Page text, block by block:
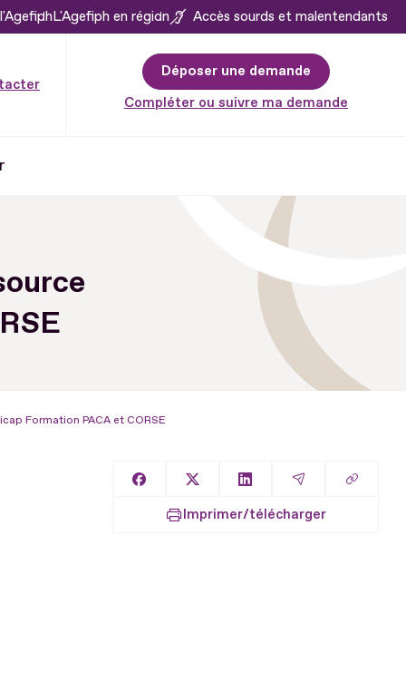
L'Agefiph en région Accès sourds et malentendants
Déposer une demande
Compléter ou suivre ma demande
Formation PACA et CORSE
Partager sur Facebook
Partager sur XPartager sur LinkedIn
Partager par
Copier
Imprimer/télécharger